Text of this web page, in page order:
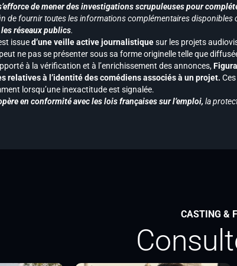
de mener des investigations scrupuleuses pour
de fournir toutes les informations complémentaires disponibles
réseaux publics.
issued’une veille active journalistiquesur les projets
ne pas se présenter sous sa forme originelle telle que
à la vérification et à l’enrichissement des annonces,
relatives à l’identité des comédiens associés à un projet.
lorsqu’une inexactitude est signalée.
en conformité avec les lois françaises sur l’emploi, la
CASTING &